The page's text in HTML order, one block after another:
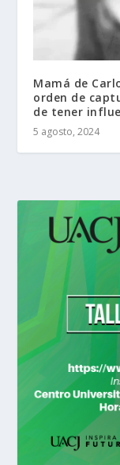
Mamá de
orden de
de tener
5 agosto, 2024